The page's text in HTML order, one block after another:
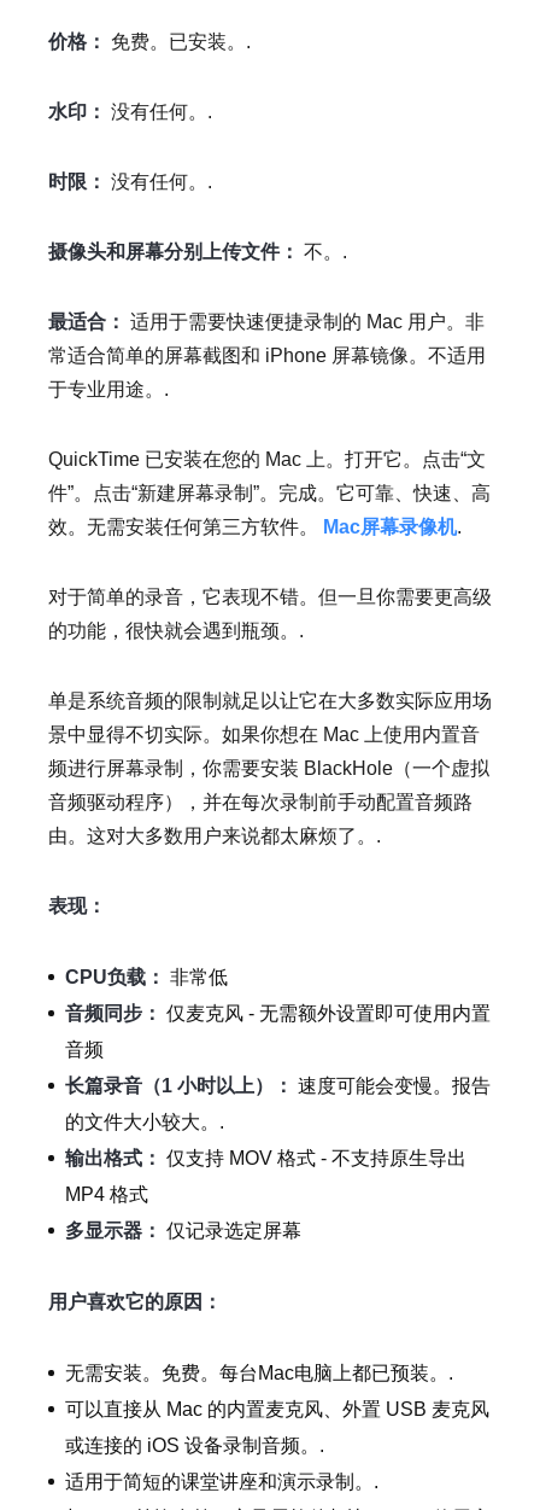
价格： 免费。已安装。.
水印： 没有任何。.
时限： 没有任何。.
摄像头和屏幕分别上传文件： 不。.
最适合： 适用于需要快速便捷录制的 Mac 用户。非
常适合简单的屏幕截图和 iPhone 屏幕镜像。不适用
于专业用途。.
QuickTime 已安装在您的 Mac 上。打开它。点击“文
件”。点击“新建屏幕录制”。完成。它可靠、快速、高
效。无需安装任何第三方软件。
Mac屏幕录像机.
对于简单的录音，它表现不错。但一旦你需要更高级
的功能，很快就会遇到瓶颈。.
单是系统音频的限制就足以让它在大多数实际应用场
景中显得不切实际。如果你想在 Mac 上使用内置音
频进行屏幕录制，你需要安装 BlackHole（一个虚拟
音频驱动程序），并在每次录制前手动配置音频路
由。这对大多数用户来说都太麻烦了。.
表现：
CPU负载： 非常低
音频同步： 仅麦克风 - 无需额外设置即可使用内置
音频
长篇录音（1 小时以上）： 速度可能会变慢。报告
的文件大小较大。.
输出格式： 仅支持 MOV 格式 - 不支持原生导出
MP4 格式
多显示器： 仅记录选定屏幕
用户喜欢它的原因：
无需安装。免费。每台Mac电脑上都已预装。.
可以直接从 Mac 的内置麦克风、外置 USB 麦克风
或连接的 iOS 设备录制音频。.
适用于简短的课堂讲座和演示录制。.